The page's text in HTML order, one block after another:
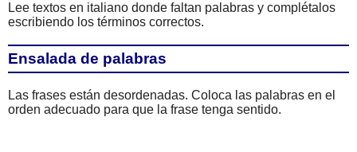
Lee textos en italiano donde faltan palabras y complétalos
escribiendo los términos correctos.
Ensalada de palabras
Las frases están desordenadas. Coloca las palabras en el
orden adecuado para que la frase tenga sentido.